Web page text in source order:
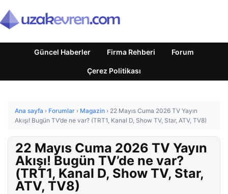
Güncel Haberler Firma Rehberi Forum
Çerez Politikası
Ana sayfa › Forumlar › Magazin › 22 Mayıs Cuma 2026 TV Yayın
Akışı! Bugün TV’de ne var? (TRT1, Kanal D, Show TV, Star, ATV, TV8)
22 Mayıs Cuma 2026 TV Yayın
Akışı! Bugün TV’de ne var?
(TRT1, Kanal D, Show TV, Star,
ATV, TV8)